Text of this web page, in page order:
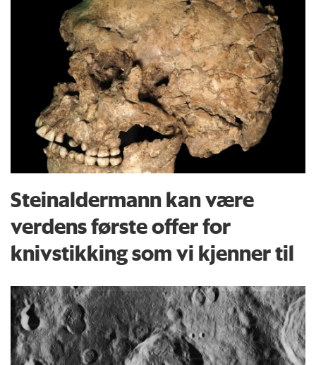
Steinaldermann kan være
verdens første offer for
knivstikking som vi kjenner til